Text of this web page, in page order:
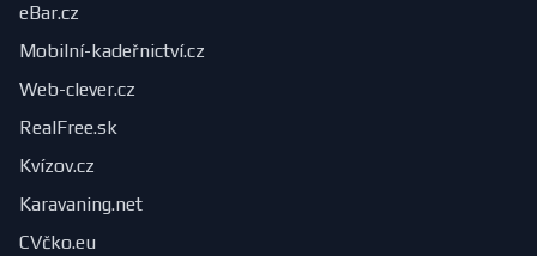
eBar.cz
Mobilní-kadeřnictví.cz
Web-clever.cz
RealFree.sk
Kvízov.cz
Karavaning.net
CVčko.eu